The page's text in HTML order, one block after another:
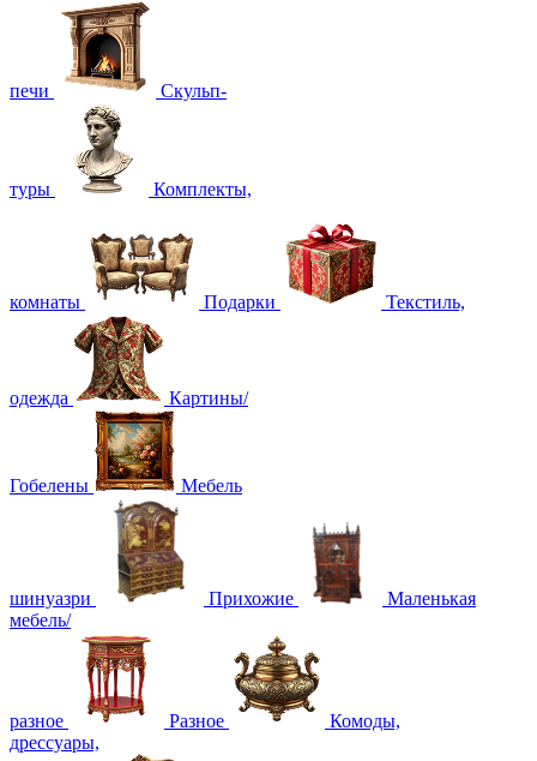
печи Скульп-
туры Комплекты,
комнаты Подарки Текстиль,
одежда Картины/
Гобелены Мебель
шинуазри Прихожие
Маленькая
мебель/
разное Разное
Комоды,
дрессуары,